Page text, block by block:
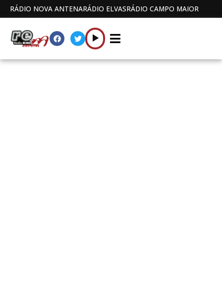
RÁDIO NOVA ANTENARÁDIO ELVASRÁDIO CAMPO MAIOR